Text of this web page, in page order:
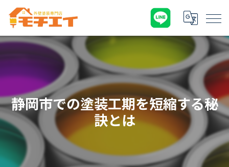
静岡市での塗装工期を短縮する秘
訣とは